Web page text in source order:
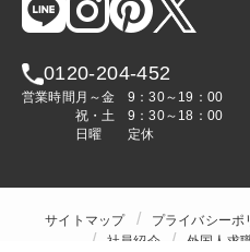
0120-204-452
営業時間 月～金
9：30～19：00
祝・土
9：30～18：00
日曜
定休
サイトマップ プライバシーポ
社員紹介
外国人求